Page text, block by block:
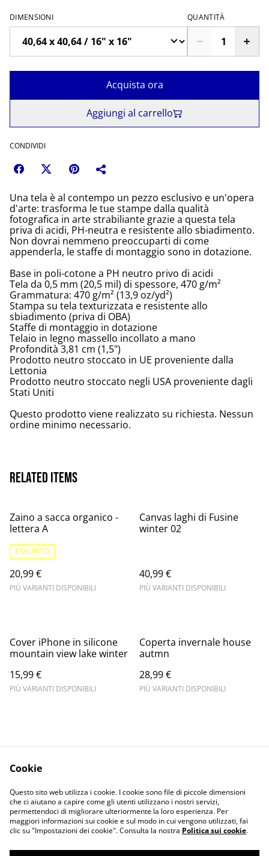
DIMENSIONI QUANTITÀ
Acquista ora
Aggiungi al carrello
CONDIVIDI
Una tela è al contempo un pezzo esclusivo e un'opera
d'arte: trasforma le tue stampe dalla qualità
fotografica in arte strabiliante grazie a questa tela
priva di acidi, PH-neutra e resistente allo sbiadimento.
Non dovrai nemmeno preoccuparti di come
appenderla, le staffe di montaggio sono in dotazione.
Base in poli-cotone a PH neutro privo di acidi
Tela da 0,5 mm (20,5 mil) di spessore, 470 g/m²
Grammatura: 470 g/m² (13,9 oz/yd²)
Stampa su tela texturizzata e resistente allo
sbiadimento (priva di OBA)
Staffe di montaggio in dotazione
Telaio in legno massello incollato a mano
Profondità 3,81 cm (1,5")
Prodotto neutro stoccato in UE proveniente dalla
Lettonia
Prodotto neutro stoccato negli USA proveniente dagli
Stati Uniti
Questo prodotto viene realizzato su richiesta. Nessun
ordine minimo necessario.
Related items
Zaino a sacca organico -
lettera A
ESAURITO
20,99 €
PIÙ VARIANTI DISPONIBILI
Canvas laghi di Fusine
winter 02
40,99 €
PIÙ VARIANTI DISPONIBILI
Cover iPhone in silicone
mountain view lake winter
15,99 €
PIÙ VARIANTI DISPONIBILI
Coperta invernale house
autmn
28,99 €
PIÙ VARIANTI DISPONIBILI
Informativa sulla
privacy
Terms and
conditions
Cookie
Questo sito web utilizza i cookie. I cookie sono file di piccole dimensioni
che ci aiutano a capire come gli utenti utilizzano i nostri servizi,
permettendoci di migliorare ulteriormente la loro esperienza. Per
maggiori informazioni sui cookie e sul modo in cui vengono utilizzati, fai
clic su "Impostazioni dei cookie". Consulta la nostra Politica sui cookie.